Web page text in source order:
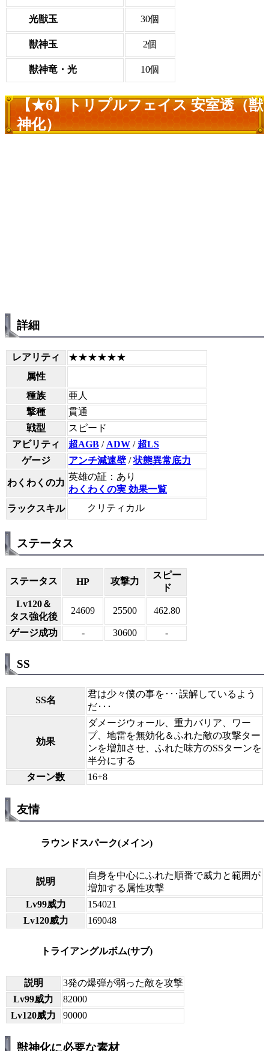
光獣玉 30個
獣神玉 2個
獣神竜・光 10個
【★6】トリプルフェイス 安室透（獣
神化）
詳細
レアリティ
★★★★★★
属性
種族
亜人
撃種
貫通
戦型
スピード
アビリティ
超AGB / ADW / 超LS
ゲージ
アンチ減速壁 /状態異常底力
わくわくの力
英雄の証：あり
わくわくの実 効果一覧
ラックスキル
クリティカル
ステータス
ステータス HP 攻撃力
スピー
ド
Lv120＆
タス強化後
24609 25500 462.80
ゲージ成功 - 30600 -
SS
SS名
君は少々僕の事を･･･誤解しているよう
だ･･･
効果
ダメージウォール、重力バリア、ワー
プ、地雷を無効化＆ふれた敵の攻撃ター
ンを増加させ、ふれた味方のSSターンを
半分にする
ターン数
16+8
友情
ラウンドスパーク(メイン)
説明
自身を中心にふれた順番で威力と範囲が
増加する属性攻撃
Lv99威力
154021
Lv120威力
169048
トライアングルボム(サブ)
説明
3発の爆弾が弱った敵を攻撃
Lv99威力
82000
Lv120威力
90000
獣神化に必要な素材